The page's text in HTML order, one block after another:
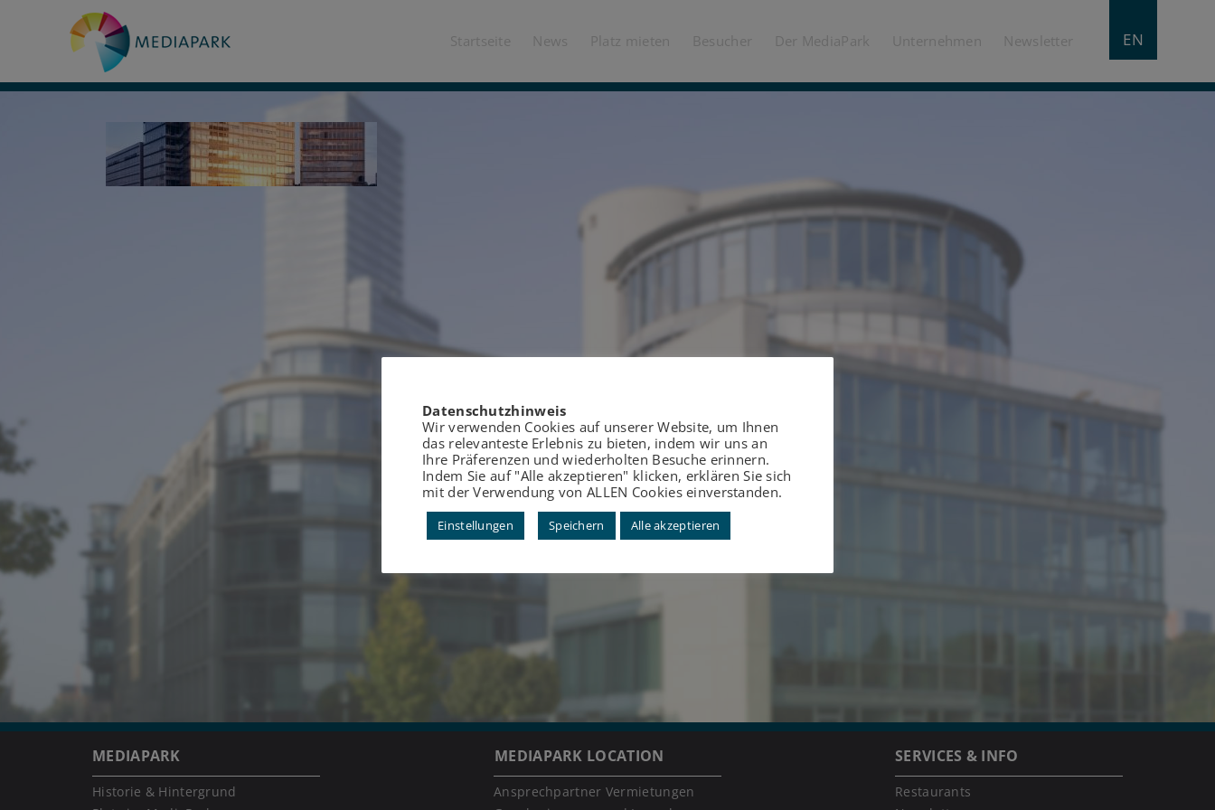
EN
Startseite News Platz mieten Besucher Der MediaPark Unternehmen Newsletter
MEDIAPARK
Historie & Hintergrund
MEDIAPARK LOCATION
Ansprechpartner Vermietungen
SERVICES & INFO
Restaurants
Datenschutzhinweis
Wir verwenden Cookies auf unserer Website, um Ihnen
das relevanteste Erlebnis zu bieten, indem wir uns an
Ihre Präferenzen und wiederholten Besuche erinnern.
Indem Sie auf "Alle akzeptieren" klicken, erklären Sie sich
mit der Verwendung von ALLEN Cookies einverstanden.
Einstellungen Speichern Alle akzeptieren